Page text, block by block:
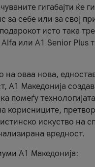
гигабајти ќе
за себе или за свој
исто така
или A1 Senior Plus
на оваа нова,
А1 Македонија
помеѓу
корисниците,
искуство на
вредност.
А1 Македонија: